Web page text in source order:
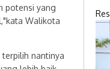
potensi yang
Walikota
nantinya